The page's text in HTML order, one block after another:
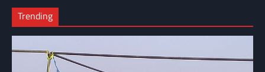
Trending